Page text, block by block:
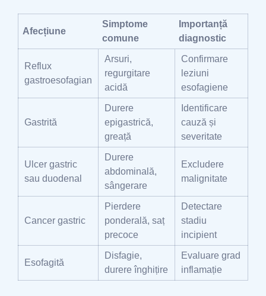
Afecțiune
Simptome
comune
Importanță
diagnostic
Reflux
gastroesofagian
Arsuri,
regurgitare
acidă
Confirmare
leziuni
esofagiene
Gastrită
Durere
epigastrică,
greață
Identificare
cauză și
severitate
Ulcer gastric
sau duodenal
Durere
abdominală,
sângerare
Excludere
malignitate
Cancer gastric
Pierdere
ponderală, saț
precoce
Detectare
stadiu
incipient
Esofagită
Disfagie,
durere înghițire
Evaluare grad
inflamație